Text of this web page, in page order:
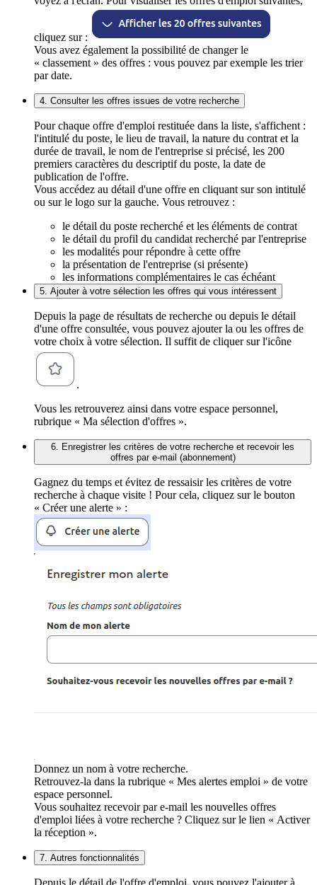
cliquez sur :
Vous avez également la possibilité de changer le
« classement » des offres : vous pouvez par exemple les trier
par date.
4. Consulter les offres issues de votre recherche
Pour chaque offre d'emploi restituée dans la liste, s'affichent :
l'intitulé du poste, le lieu de travail, la nature du contrat et la
durée de travail, le nom de l'entreprise si précisé, les 200
premiers caractères du descriptif du poste, la date de
publication de l'offre.
Vous accédez au détail d'une offre en cliquant sur son intitulé
ou sur le logo sur la gauche. Vous retrouvez :
le détail du poste recherché et les éléments de contrat
le détail du profil du candidat recherché par l'entreprise
les modalités pour répondre à cette offre
la présentation de l'entreprise (si présente)
les informations complémentaires le cas échéant
5. Ajouter à votre sélection les offres qui vous intéressent
Depuis la page de résultats de recherche ou depuis le détail
d'une offre consultée, vous pouvez ajouter la ou les offres de
votre choix à votre sélection. Il suffit de cliquer sur l'icône
.
Vous les retrouverez ainsi dans votre espace personnel,
rubrique « Ma sélection d'offres ».
6. Enregistrer les critères de votre recherche et recevoir les
offres par e-mail (abonnement)
Gagnez du temps et évitez de ressaisir les critères de votre
recherche à chaque visite ! Pour cela, cliquez sur le bouton
« Créer une alerte » :
Donnez un nom à votre recherche.
Retrouvez-la dans la rubrique « Mes alertes emploi » de votre
espace personnel.
Vous souhaitez recevoir par e-mail les nouvelles offres
d'emploi liées à votre recherche ? Cliquez sur le lien « Activer
la réception ».
7. Autres fonctionnalités
Depuis le détail de l'offre d'emploi, vous pouvez l'ajouter à